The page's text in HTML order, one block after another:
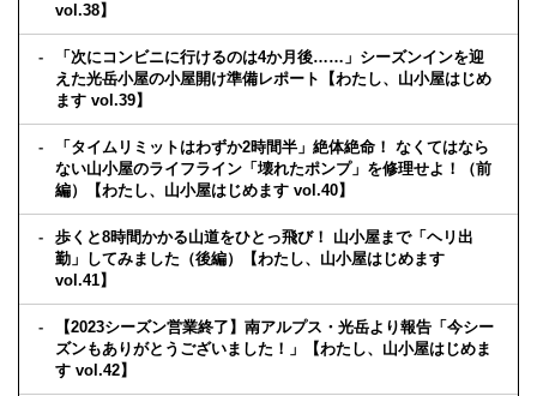
vol.38】
「次にコンビニに行けるのは4か月後……」シーズンインを迎
えた光岳小屋の小屋開け準備レポート【わたし、山小屋はじめ
ます vol.39】
「タイムリミットはわずか2時間半」絶体絶命！ なくてはなら
ない山小屋のライフライン「壊れたポンプ」を修理せよ！（前
編）【わたし、山小屋はじめます vol.40】
歩くと8時間かかる山道をひとっ飛び！ 山小屋まで「ヘリ出
勤」してみました（後編）【わたし、山小屋はじめます
vol.41】
【2023シーズン営業終了】南アルプス・光岳より報告「今シー
ズンもありがとうございました！」【わたし、山小屋はじめま
す vol.42】